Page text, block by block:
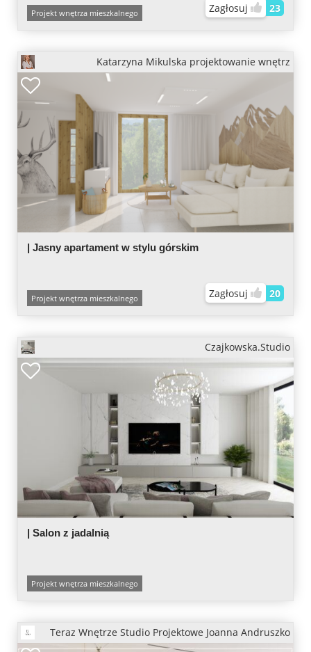
Projekt wnętrza mieszkalnego Zagłosuj 23
Katarzyna Mikulska projektowanie wnętrz
| Jasny apartament w stylu górskim
Projekt wnętrza mieszkalnego Zagłosuj 20
Czajkowska.Studio
| Salon z jadalnią
Projekt wnętrza mieszkalnego
Teraz Wnętrze Studio Projektowe Joanna Andruszko